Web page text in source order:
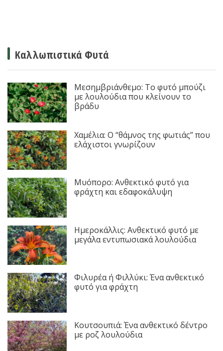
Καλλωπιστικά Φυτά
Μεσημβριάνθεμο: Το φυτό μπούζι
με λουλούδια που κλείνουν το
βράδυ
Χαμέλια: Ο “θάμνος της φωτιάς” που
ελάχιστοι γνωρίζουν
Μυόπορο: Ανθεκτικό φυτό για
φράχτη και εδαφοκάλυψη
Ημεροκάλλις: Ανθεκτικό φυτό με
μεγάλα εντυπωσιακά λουλούδια
Φιλυρέα ή Φιλλύκι: Ένα ανθεκτικό
φυτό για φράχτη
Κουτσουπιά: Ένα ανθεκτικό δέντρο
με ροζ λουλούδια